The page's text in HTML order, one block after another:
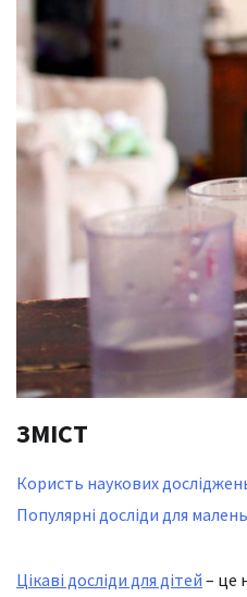
ЗМІСТ
Користь наукових
Популярні досліди для
Цікаві досліди для дітей – це